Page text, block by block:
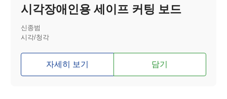
시각장애인용 세이프 커팅 보드
신종범
시각/청각
자세히 보기 담기